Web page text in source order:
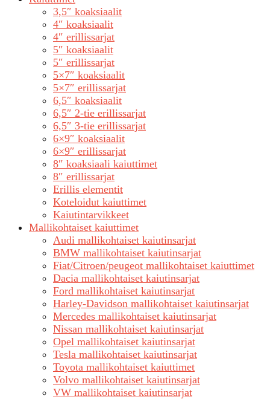
3,5″ koaksiaalit
4″ koaksiaalit
4″ erillissarjat
5″ koaksiaalit
5″ erillissarjat
5×7″ koaksiaalit
5×7″ erillissarjat
6,5″ koaksiaalit
6,5″ 2-tie erillissarjat
6,5″ 3-tie erillissarjat
6×9″ koaksiaalit
6×9″ erillissarjat
8″ koaksiaali kaiuttimet
8″ erillissarjat
Erillis elementit
Koteloidut kaiuttimet
Kaiutintarvikkeet
Mallikohtaiset kaiuttimet
Audi mallikohtaiset kaiutinsarjat
BMW mallikohtaiset kaiutinsarjat
Fiat/Citroen/peugeot mallikohtaiset kaiuttimet
Dacia mallikohtaiset kaiutinsarjat
Ford mallikohtaiset kaiutinsarjat
Harley-Davidson mallikohtaiset kaiutinsarjat
Mercedes mallikohtaiset kaiutinsarjat
Nissan mallikohtaiset kaiutinsarjat
Opel mallikohtaiset kaiutinsarjat
Tesla mallikohtaiset kaiutinsarjat
Toyota mallikohtaiset kaiuttimet
Volvo mallikohtaiset kaiutinsarjat
VW mallikohtaiset kaiutinsarjat